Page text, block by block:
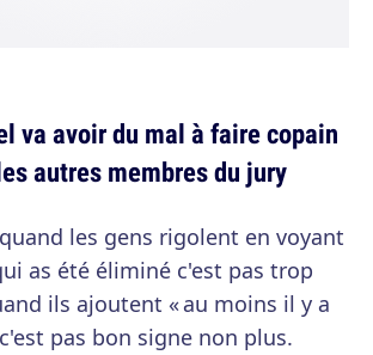
va avoir du mal à faire copain
autres membres du jury
les gens rigolent en voyant
as été éliminé c'est pas trop
ils ajoutent « au moins il y a
pas bon signe non plus.